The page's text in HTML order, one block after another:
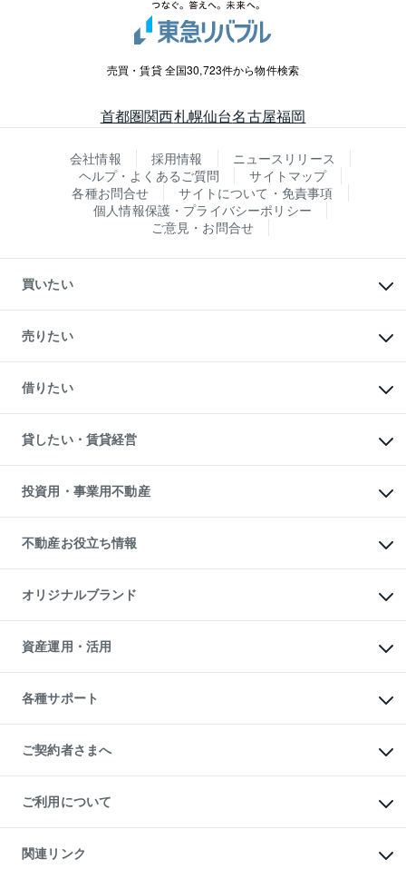
売買・賃貸 全国30,723件から物件検索
首都圏関西札幌仙台名古屋福岡
会社情報 採用情報
ニュースリリース
ヘルプ・よくあるご質問
サイトマップ
各種お問合せ
サイトについて・免責事項
個人情報保護・プライバシーポリシー
ご意見・お問合せ
買いたい
新築・分譲マンションの購入
中古マンションの購入
一戸建ての購入
中古一戸建ての購入
不動産購入の流れ
注目キーワード物件特集
購入ガイド
English 繁体中文簡体中文
売りたい
一戸建ての売却・査定
土地の売却・査定
スピードAI査定
不動産査定について
不動産売却の流れ
不動産買換えの流れ
売却ガイド
借りたい
オフィス・店舗の賃貸
借りるときの流れ
借りるガイド
貸したい・賃貸経営
マンション賃料データ
賃貸管理プラン
リロケーションについて
貸すガイド
投資用・事業用不動産
事業用不動産
マンション投資
投資用マンション
アパート経営
収益物件
ビル購入（ビル一棟）
投資用不動産の売却査定
事業用不動産の売却査定
不動産お役立ち情報
マンションライブラリー
人気マンションランキング
暮らしに役立つ不動産メディア
不動産相場・不動産価格情報
不動産コラム・ニュース
不動産用語集
不動産なんでもネット相談室
住まいの税金
オリジナルブランド
一棟リノベーションマンション
L`GENTE（ルジェンテ）
区分リノベーションマンション
投資用一棟レジデンスWELL
不動産小口投資
LEGACIA（レガシア）
資産運用・活用
不動産M&A
アセットマネジメント・出資
各種サポート
相続サポート
リフォームサポート
ご契約者さまへ
ご紹介・再契約特典
入居者様専用-各種ご案内（賃貸）
東急こすもす会「こすもすWeb」
ご利用について
金融商品取引について
東急リバブル ソーシャルメディアポリシー
関連リンク